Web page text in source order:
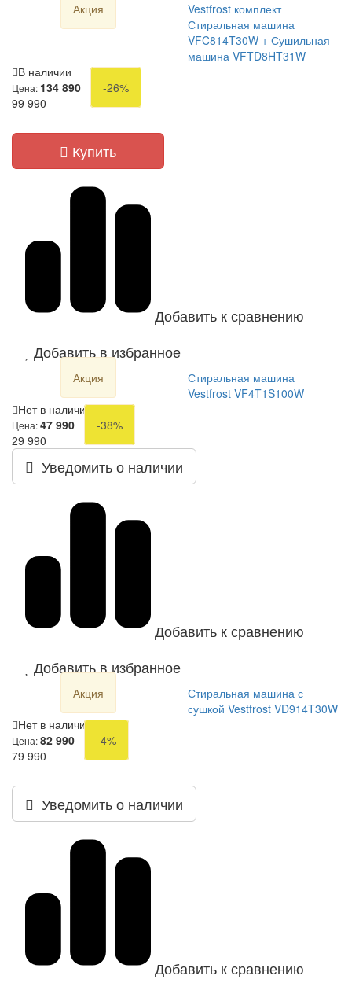
Акция
Vestfrost комплект
Стиральная машина
VFC814T30W + Сушильная
машина VFTD8HT31W
В наличии
Цена: 134 890
-26%
99 990
Купить
Добавить к сравнению
Добавить в избранное
Акция
Стиральная машина
Vestfrost VF4T1S100W
Нет в наличии
Цена:47 990
-38%
29 990
Уведомить о наличии
Добавить к сравнению
Добавить в избранное
Акция
Стиральная машина с
сушкой Vestfrost VD914T30W
Нет в наличии
Цена:82 990
-4%
79 990
Уведомить о наличии
Добавить к сравнению